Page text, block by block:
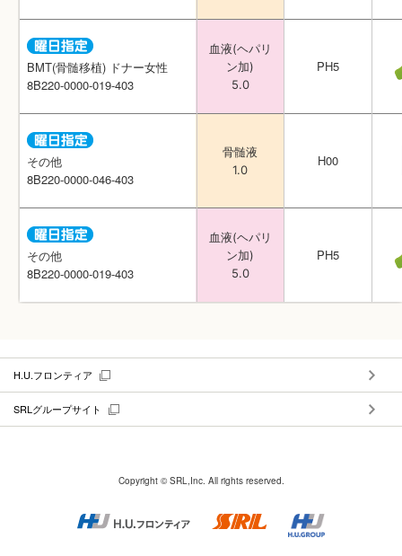
BMT(骨髄移植) ドナー女性
8B220-0000-019-403
血液(ヘパリ
ン加)
5.0
PH5
その他
8B220-0000-046-403
骨髄液
1.0
H00
その他
8B220-0000-019-403
血液(ヘパリ
ン加)
5.0
PH5
BMT(骨髄移植) ドナー女性
8B220-0000-019-403
血液(ヘパリ
ン加)
5.0
PH5
その他
8B220-0000-046-403
骨髄液
1.0
H00
その他
8B220-0000-019-403
血液(ヘパリ
ン加)
5.0
PH5
H.U.フロンティア
SRLグループサイト
Copyright © SRL,Inc. All rights reserved.